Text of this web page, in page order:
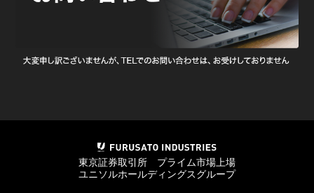
東京証券取引所 プライム市場上場
ユニソルホールディングスグループ